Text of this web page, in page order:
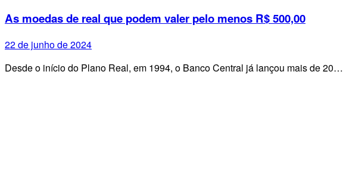
As moedas de real que podem valer pelo menos R$ 500,00
22 de junho de 2024
Desde o início do Plano Real, em 1994, o Banco Central já lançou mais de 20…